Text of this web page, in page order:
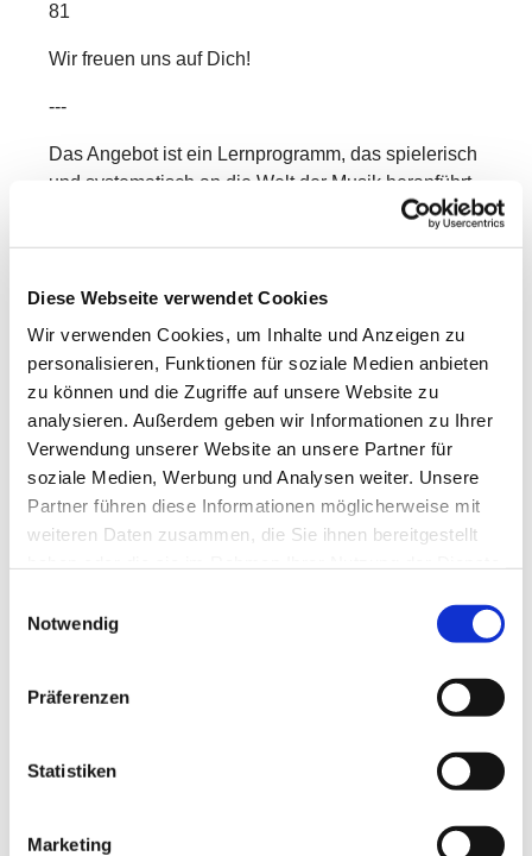
Diese Webseite verwendet Cookies
Wir verwenden Cookies, um Inhalte und Anzeigen zu
personalisieren, Funktionen für soziale Medien anbieten
zu können und die Zugriffe auf unsere Website zu
analysieren. Außerdem geben wir Informationen zu Ihrer
Verwendung unserer Website an unsere Partner für
soziale Medien, Werbung und Analysen weiter. Unsere
Partner führen diese Informationen möglicherweise mit
weiteren Daten zusammen, die Sie ihnen bereitgestellt
Notwendig
Präferenzen
Statistiken
Marketing
81
Wir freuen uns auf Dich!
---
Das Angebot ist ein Lernprogramm, das spielerisch
und systematisch an die Welt der Musik heranführt.
In Kleingruppen entdecken die Kinder mit Freude
Bewegung & Tanz
Musikhören
Rhythmik
Grundlagen der Musiklehre
Neben musikalischem Wissen wachsen auch
Lernbereitschaft, Fantasie, Wahrnehmung und
Musik öffnet Herzen – und fördert Kinder in ihrer